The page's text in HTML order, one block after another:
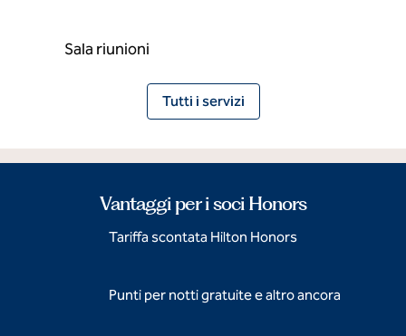
Sala riunioni
Tutti i servizi
Vantaggi per i soci Honors
Tariffa scontata Hilton Honors
Punti per notti gratuite e altro ancora